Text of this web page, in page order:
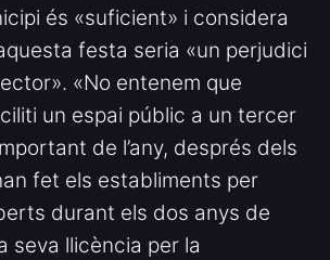
és «suficient» i considera
festa seria «un perjudici
«No entenem que
un espai públic a un tercer
de l’any, després dels
fet els establiments per
durant els dos anys de
seva llicència per la